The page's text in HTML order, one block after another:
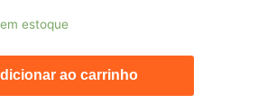
estoque
ao carrinho